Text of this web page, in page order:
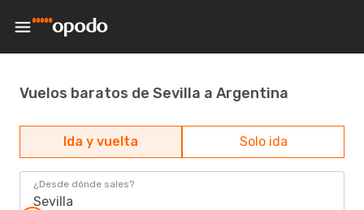
Vuelos baratos de Sevilla a Argentina
Ida y vuelta Solo ida
¿Desde dónde sales?
Sevilla